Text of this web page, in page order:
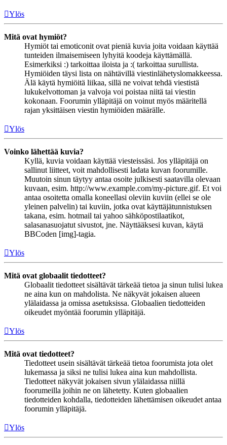
Ylös
Mitä ovat hymiöt?
Hymiöt tai emoticonit ovat pieniä kuvia joita voidaan käyttää
tunteiden ilmaisemiseen lyhyitä koodeja käyttämällä.
Esimerkiksi :) tarkoittaa iloista ja :( tarkoittaa surullista.
Hymiöiden täysi lista on nähtävillä viestinlähetyslomakkeessa.
Älä käytä hymiöitä liikaa, sillä ne voivat tehdä viestistä
lukukelvottoman ja valvoja voi poistaa niitä tai viestin
kokonaan. Foorumin ylläpitäjä on voinut myös määritellä
rajan yksittäisen viestin hymiöiden määrälle.
Ylös
Voinko lähettää kuvia?
Kyllä, kuvia voidaan käyttää viesteissäsi. Jos ylläpitäjä on
sallinut liitteet, voit mahdollisesti ladata kuvan foorumille.
Muutoin sinun täytyy antaa osoite julkisesti saatavilla olevaan
kuvaan, esim. http://www.example.com/my-picture.gif. Et voi
antaa osoitetta omalla koneellasi oleviin kuviin (ellei se ole
yleinen palvelin) tai kuviin, jotka ovat käyttäjätunnistuksen
takana, esim. hotmail tai yahoo sähköpostilaatikot,
salasanasuojatut sivustot, jne. Näyttääksesi kuvan, käytä
BBCoden [img]-tagia.
Ylös
Mitä ovat globaalit tiedotteet?
Globaalit tiedotteet sisältävät tärkeää tietoa ja sinun tulisi lukea
ne aina kun on mahdolista. Ne näkyvät jokaisen alueen
ylälaidassa ja omissa asetuksissa. Globaalien tiedotteiden
oikeudet myöntää foorumin ylläpitäjä.
Ylös
Mitä ovat tiedotteet?
Tiedotteet usein sisältävät tärkeää tietoa foorumista jota olet
lukemassa ja siksi ne tulisi lukea aina kun mahdollista.
Tiedotteet näkyvät jokaisen sivun ylälaidassa niillä
foorumeilla joihin ne on lähetetty. Kuten globaalien
tiedotteiden kohdalla, tiedotteiden lähettämisen oikeudet antaa
foorumin ylläpitäjä.
Ylös